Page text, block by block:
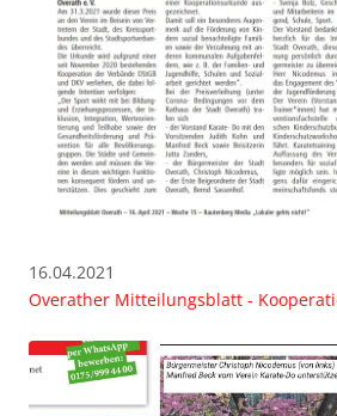
16.04.2021
Overather Mitteilungsblatt -